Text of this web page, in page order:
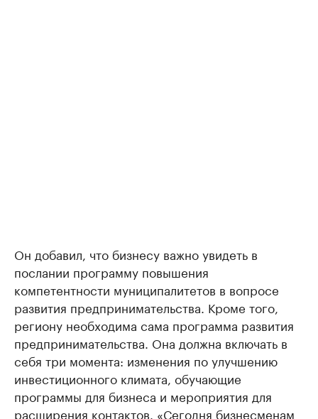
Он добавил, что бизнесу важно увидеть в
послании программу повышения
компетентности муниципалитетов в вопросе
развития предпринимательства. Кроме того,
региону необходима сама программа развития
предпринимательства. Она должна включать в
себя три момента: изменения по улучшению
инвестиционного климата, обучающие
программы для бизнеса и мероприятия для
расширения контактов. «Сегодня бизнесменам